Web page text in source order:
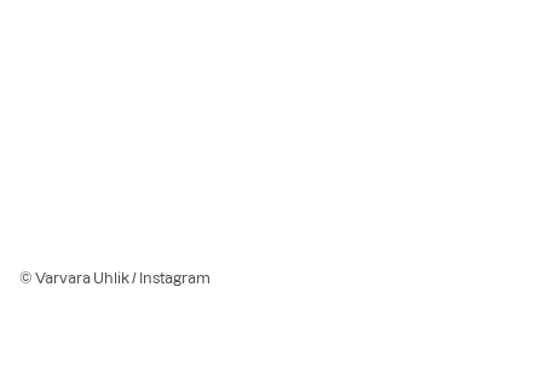
© Varvara Uhlik / Instagram